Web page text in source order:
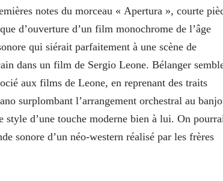
notes du morceau « Apertura », courte
d’ouverture d’un film monochrome de l’âge
qui siérait parfaitement à une scène de
dans un film de Sergio Leone. Bélanger
aux films de Leone, en reprenant des traits
surplombant l’arrangement orchestral au banjo
d’une touche moderne bien à lui. On
sonore d’un néo-western réalisé par les frères